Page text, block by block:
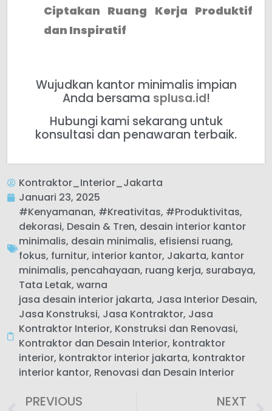
Ciptakan Ruang Kerja Produktif
dan Inspiratif
Wujudkan kantor minimalis impian
Anda bersama splusa.id!
Hubungi kami sekarang untuk
konsultasi dan penawaran terbaik.
Kontraktor_Interior_Jakarta
Januari 23, 2025
#Kenyamanan, #Kreativitas, #Produktivitas,
dekorasi, Desain & Tren, desain interior kantor
minimalis, desain minimalis, efisiensi ruang,
fokus, furnitur, interior kantor, Jakarta, kantor
minimalis, pencahayaan, ruang kerja, surabaya,
Tata Letak, warna
jasa desain interior jakarta, Jasa Interior Desain,
Jasa Konstruksi, Jasa Kontraktor, Jasa
Kontraktor Interior, Konstruksi dan Renovasi,
Kontraktor dan Desain Interior, kontraktor
interior, kontraktor interior jakarta, kontraktor
interior kantor, Renovasi dan Desain Interior
PREVIOUS
NEXT